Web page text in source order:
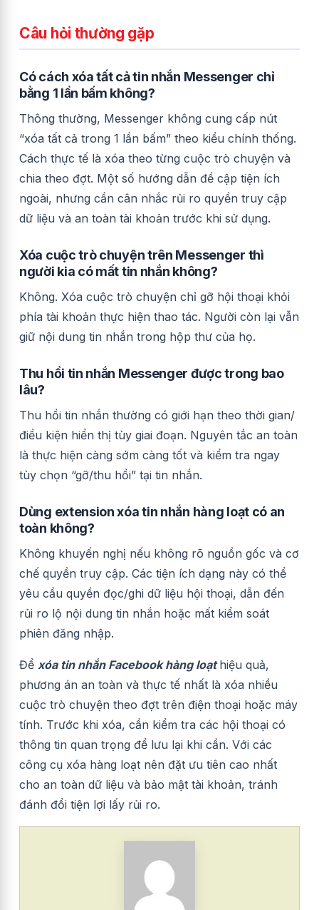
Câu hỏi thường gặp
Có cách xóa tất cả tin nhắn Messenger chỉ
bằng 1 lần bấm không?
Thông thường, Messenger không cung cấp nút
“xóa tất cả trong 1 lần bấm” theo kiểu chính thống.
Cách thực tế là xóa theo từng cuộc trò chuyện và
chia theo đợt. Một số hướng dẫn đề cập tiện ích
ngoài, nhưng cần cân nhắc rủi ro quyền truy cập
dữ liệu và an toàn tài khoản trước khi sử dụng.
Xóa cuộc trò chuyện trên Messenger thì
người kia có mất tin nhắn không?
Không. Xóa cuộc trò chuyện chỉ gỡ hội thoại khỏi
phía tài khoản thực hiện thao tác. Người còn lại vẫn
giữ nội dung tin nhắn trong hộp thư của họ.
Thu hồi tin nhắn Messenger được trong bao
lâu?
Thu hồi tin nhắn thường có giới hạn theo thời gian/
điều kiện hiển thị tùy giai đoạn. Nguyên tắc an toàn
là thực hiện càng sớm càng tốt và kiểm tra ngay
tùy chọn “gỡ/thu hồi” tại tin nhắn.
Dùng extension xóa tin nhắn hàng loạt có an
toàn không?
Không khuyến nghị nếu không rõ nguồn gốc và cơ
chế quyền truy cập. Các tiện ích dạng này có thể
yêu cầu quyền đọc/ghi dữ liệu hội thoại, dẫn đến
rủi ro lộ nội dung tin nhắn hoặc mất kiểm soát
phiên đăng nhập.
Để xóa tin nhắn Facebook hàng loạthiệu quả,
phương án an toàn và thực tế nhất là xóa nhiều
cuộc trò chuyện theo đợt trên điện thoại hoặc máy
tính. Trước khi xóa, cần kiểm tra các hội thoại có
thông tin quan trọng để lưu lại khi cần. Với các
công cụ xóa hàng loạt nên đặt ưu tiên cao nhất
cho an toàn dữ liệu và bảo mật tài khoản, tránh
đánh đổi tiện lợi lấy rủi ro.